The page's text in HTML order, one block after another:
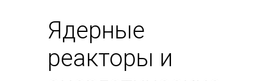
Ядерные
реакторы и